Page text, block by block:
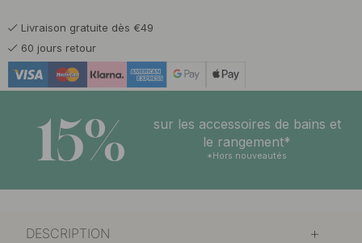
Livraison gratuite dès €49
60 jours retour
15%
sur les accessoires de bains et
le rangement*
*Hors nouveautés
DESCRIPTION